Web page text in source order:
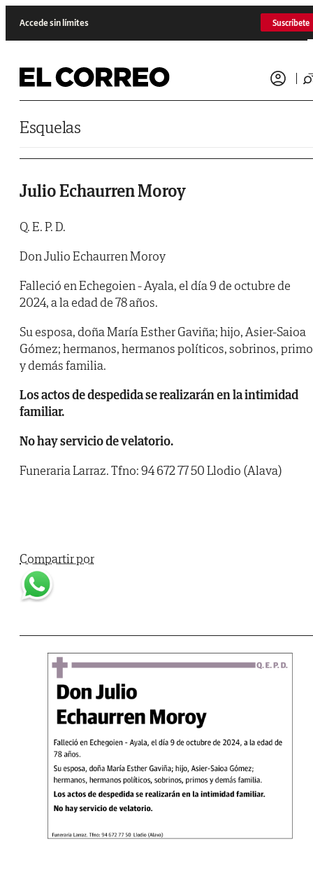
Accede sin límites Suscríbete
Esquelas
Julio Echaurren Moroy
Q. E. P. D.
Don Julio Echaurren Moroy
Falleció en Echegoien - Ayala, el día 9 de octubre de
2024, a la edad de 78 años.
Su esposa, doña María Esther Gaviña; hijo, Asier-Saioa
Gómez; hermanos, hermanos políticos, sobrinos,
y demás familia.
Los actos de despedida se realizarán en la intimidad
familiar.
No hay servicio de velatorio.
Funeraria Larraz. Tfno: 94 672 77 50 Llodio (Alava)
Compartir por